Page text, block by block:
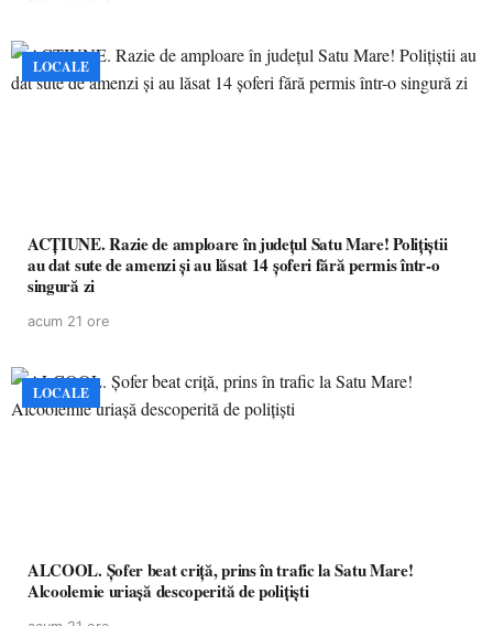
LOCALE
ACȚIUNE. Razie de amploare în județul Satu Mare! Polițiștii
au dat sute de amenzi și au lăsat 14 șoferi fără permis într-o
singură zi
acum 21 ore
LOCALE
ALCOOL. Șofer beat criță, prins în trafic la Satu Mare!
Alcoolemie uriașă descoperită de polițiști